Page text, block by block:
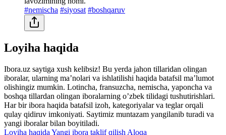
#nemischa #siyosat #boshqaruv
Loyiha haqida
Ibora.uz saytiga xush kelibsiz! Bu yerda jahon tillaridan olingan
iboralar, ularning maʼnolari va ishlatilishi haqida batafsil maʼlumot
olishingiz mumkin. Lotincha, fransuzcha, nemischa, yaponcha va
boshqa tillardan olingan iboralarning oʼzbek tilidagi tushutirishlari.
Har bir ibora haqida batafsil izoh, kategoriyalar va teglar orqali
qulay qidiruv imkoniyati. Saytimiz muntazam yangilanib turadi va
yangi iboralar bilan boyitiladi.
Loyiha haqida Yangi ibora taklif qilish Aloqa